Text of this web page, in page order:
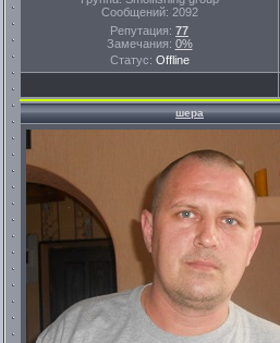
Сообщений: 2092
Репутация: 77
Замечания: 0%
Статус: Offline
шера